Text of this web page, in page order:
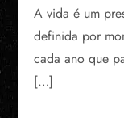
A vida é um
definida por
cada ano que
[…]